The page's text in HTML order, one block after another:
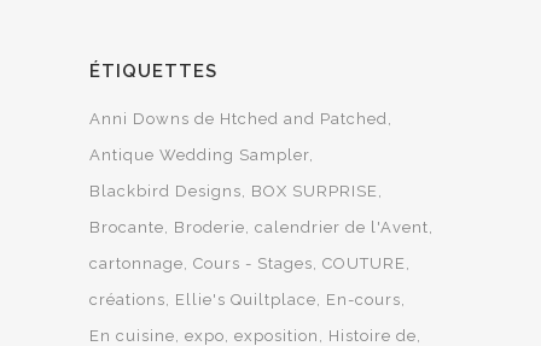
ÉTIQUETTES
Anni Downs de Htched and Patched
Antique Wedding Sampler
Blackbird Designs
BOX SURPRISE
Brocante
Broderie calendrier de l'Avent
cartonnage Cours - Stages COUTURE
créations
Ellie's Quiltplace
En-cours
En cuisine expo exposition
Histoire de